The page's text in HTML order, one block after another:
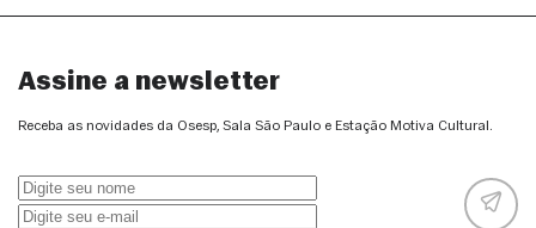
Assine a newsletter
Receba as novidades da Osesp, Sala São Paulo e Estação Motiva Cultural.